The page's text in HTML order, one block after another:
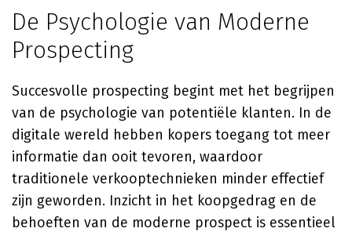
De Psychologie van Moderne
Prospecting
Succesvolle prospecting begint met het begrijpen
van de psychologie van potentiële klanten. In de
digitale wereld hebben kopers toegang tot meer
informatie dan ooit tevoren, waardoor
traditionele verkooptechnieken minder effectief
zijn geworden. Inzicht in het koopgedrag en de
behoeften van de moderne prospect is essentieel